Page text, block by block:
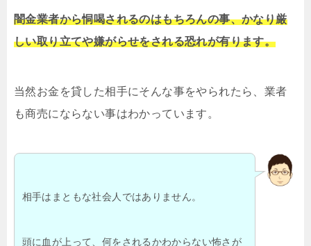
闇金業者から恫喝されるのはもちろんの事、かなり厳
しい取り立てや嫌がらせをされる恐れが有ります。
当然お金を貸した相手にそんな事をやられたら、業者
も商売にならない事はわかっています。
相手はまともな社会人ではありません。
頭に血が上って、何をされるかわからない怖さが